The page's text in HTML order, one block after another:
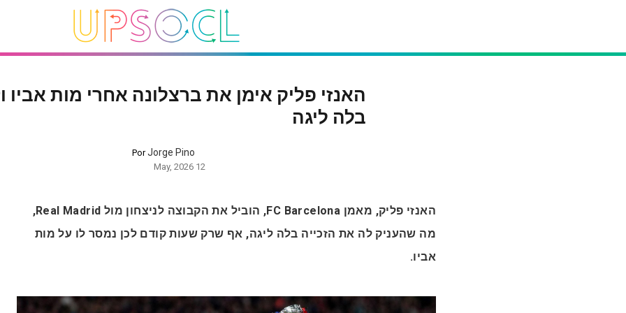
האנזי פליק אימן את ברצלונה אחרי מות אביו
בלה ליגה
PorJorge Pino
12 May, 2026
האנזי פליק, מאמן FC Barcelona, הוביל את הקבוצה לניצחון מול Real Madrid,
מה שהעניק לה את הזכייה בלה ליגה, אף שרק שעות קודם לכן נמסר לו על מות
אביו.